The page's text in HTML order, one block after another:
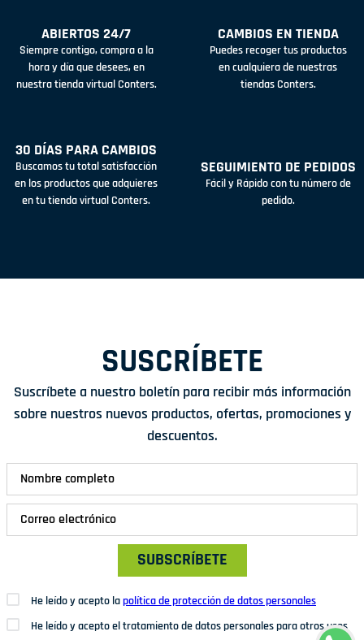
ABIERTOS 24/7
Siempre contigo, compra a la
hora y día que desees, en
nuestra tienda virtual Conters.
CAMBIOS EN TIENDA
Puedes recoger tus productos
en cualquiera de nuestras
tiendas Conters.
30 DÍAS PARA CAMBIOS
Buscamos tu total satisfacción
en los productos que adquieres
en tu tienda virtual Conters.
SEGUIMIENTO DE PEDIDOS
Fácil y Rápido con tu número de
pedido.
SUSCRÍBETE
Suscríbete a nuestro boletín para recibir más información
sobre nuestros nuevos productos, ofertas, promociones y
descuentos.
SUBSCRÍBETE
He leído y acepto lapolítica de protección de datos personales
He leído y acepto el tratamiento de datos personales para otros usos